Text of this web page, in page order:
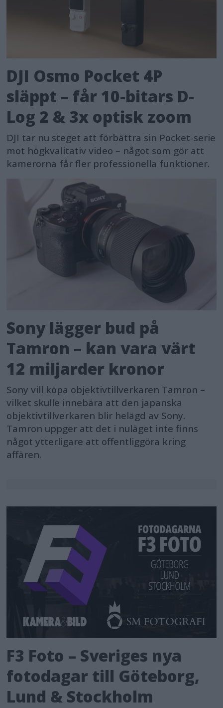
DJI Osmo Pocket 4P
släppt – får 10-bitars D-
Log 2 & 3x optisk zoom
DJI tar nu steget att förbättra sin Pocket-serie
mot högkvalitativ video – något som gör att
kamerorna får fler professionella funktioner.
Sony lägger bud på
Tamron – kan vara värt
12 miljarder kronor
Sony vill köpa objektivtillverkaren Tamron –
vilket skulle innebära att den japanska
objektivtillverkaren blir helägd av Sony.
Tamron uppger att det i nuläget inte finns
något ytterligare att offentliggöra kring
affären.
F3 Foto – Sveriges nya
fotodagar till Göteborg,
Lund & Stockholm